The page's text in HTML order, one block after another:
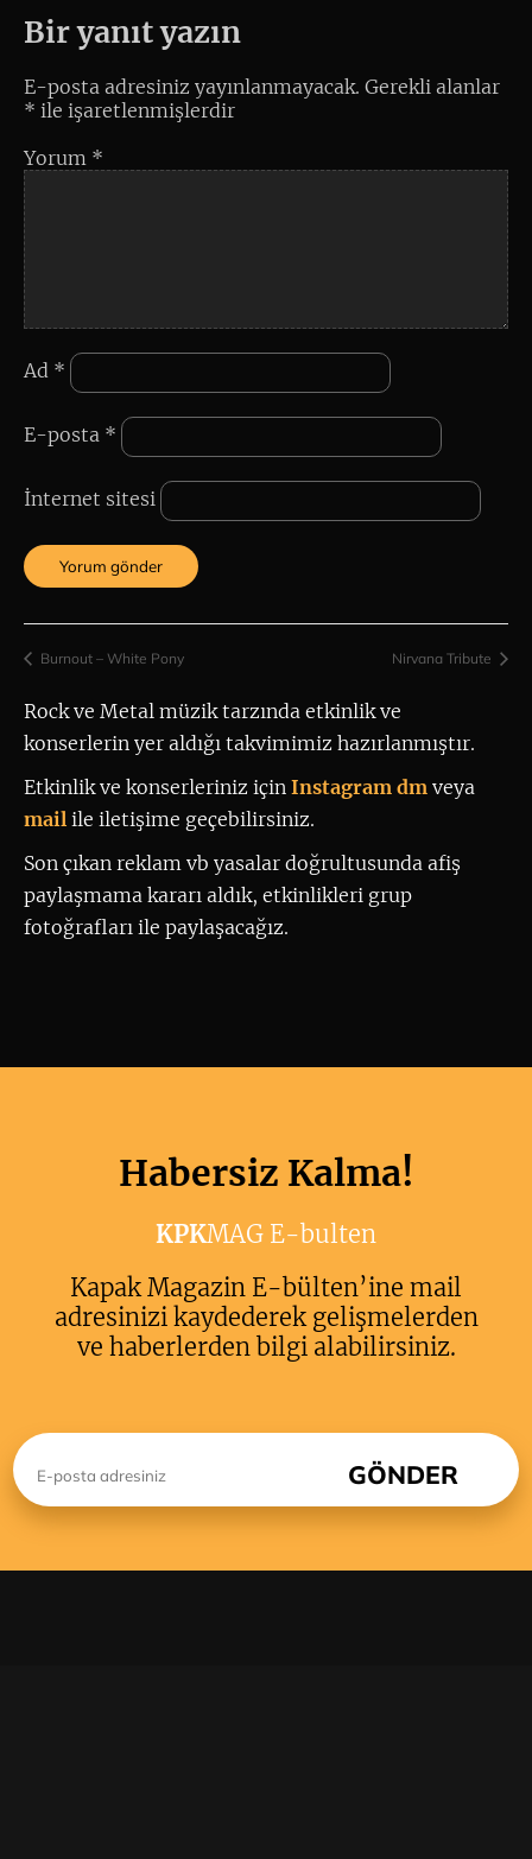
Bir yanıt yazın
E-posta adresiniz yayınlanmayacak. Gerekli alanlar
* ile işaretlenmişlerdir
Yorum *
Ad *
E-posta *
İnternet sitesi
Burnout – White Pony Nirvana Tribute
Rock ve Metal müzik tarzında etkinlik ve
konserlerin yer aldığı takvimimiz hazırlanmıştır.
Etkinlik ve konserleriniz için Instagram dm
mail ile iletişime geçebilirsiniz.
Son çıkan reklam vb yasalar doğrultusunda afiş
paylaşmama kararı aldık, etkinlikleri grup
fotoğrafları ile paylaşacağız.
Habersiz Kalma!
KPKMAG E-bulten
Kapak Magazin E-bülten’ine mail
adresinizi kaydederek gelişmelerden
ve haberlerden bilgi alabilirsiniz.